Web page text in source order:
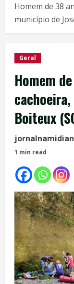
Homem de 38
município de
Geral
Homem
Boiteux
1 min read